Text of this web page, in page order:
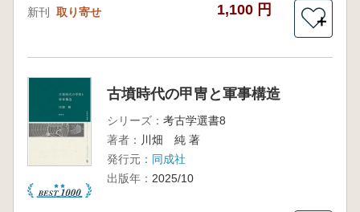
新刊 取り寄せ 1,100 円
＋
古墳時代の甲冑と軍事構造
シリーズ： 考古学選書8
著者： 川畑 純 著
発行元： 同成社
出版年： 2025/10